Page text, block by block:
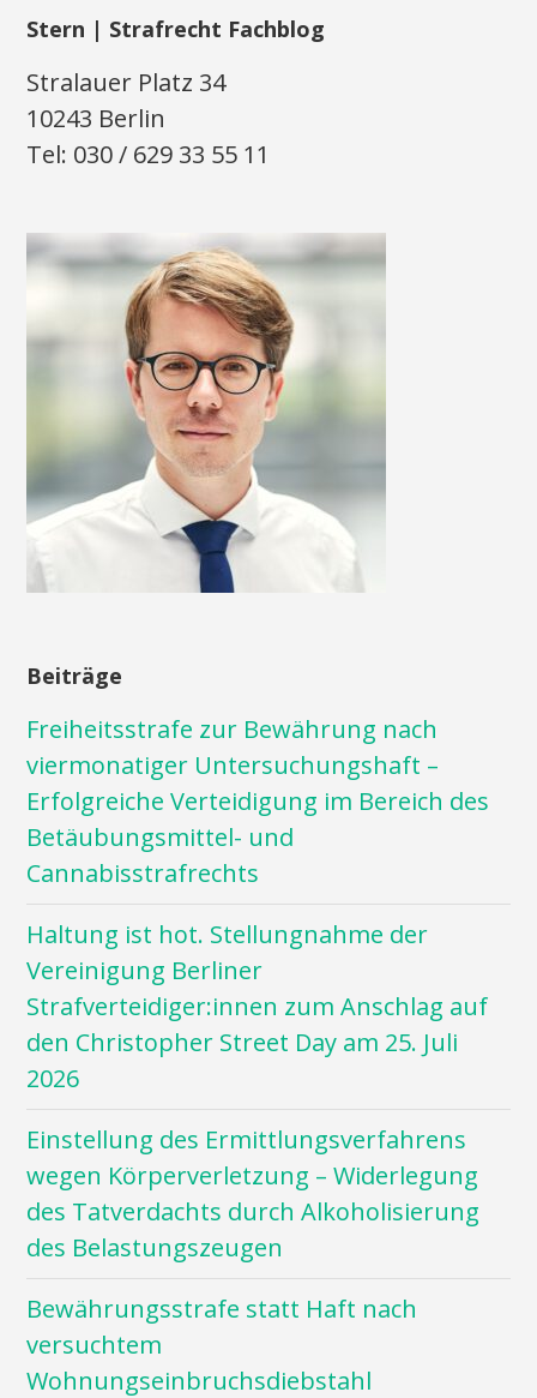
Stern | Strafrecht Fachblog
Stralauer Platz 34
10243 Berlin
Tel: 030 / 629 33 55 11
Beiträge
Freiheitsstrafe zur Bewährung nach
viermonatiger Untersuchungshaft –
Erfolgreiche Verteidigung im Bereich des
Betäubungsmittel- und
Cannabisstrafrechts
Haltung ist hot. Stellungnahme der
Vereinigung Berliner
Strafverteidiger:innen zum Anschlag auf
den Christopher Street Day am 25. Juli
2026
Einstellung des Ermittlungsverfahrens
wegen Körperverletzung – Widerlegung
des Tatverdachts durch Alkoholisierung
des Belastungszeugen
Bewährungsstrafe statt Haft nach
versuchtem
Wohnungseinbruchsdiebstahl